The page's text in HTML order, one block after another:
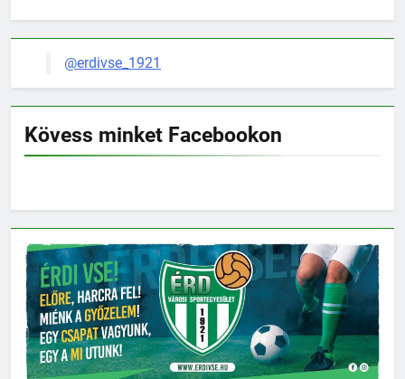
@erdivse_1921
Kövess minket Facebookon